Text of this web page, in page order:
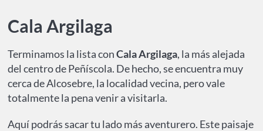
Cala Argilaga
Terminamos la lista conCala Argilaga, la más alejada
del centro de Peñíscola. De hecho, se encuentra muy
cerca de Alcosebre, la localidad vecina, pero vale
totalmente la pena venir a visitarla.
Aquí podrás sacar tu lado más aventurero. Este paisaje